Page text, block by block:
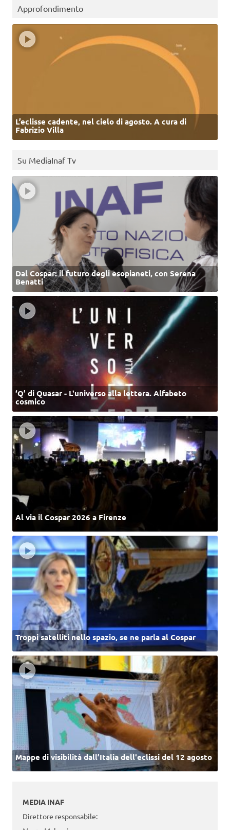
Approfondimento
L’eclisse cadente, nel cielo di agosto. A cura di
Fabrizio Villa
Su MediaInaf Tv
Dal Cospar: il futuro degli esopianeti, con Serena
Benatti
‘Q’ di Quasar - L'universo alla lettera. Alfabeto
cosmico
Al via il Cospar 2026 a Firenze
Troppi satelliti nello spazio, se ne parla al Cospar
Mappe di visibilità dall’Italia dell'eclissi del 12 agosto
MEDIA INAF
Direttore responsabile: